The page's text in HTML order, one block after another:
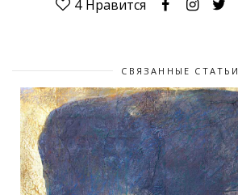
4 Нравится
СВЯЗАННЫЕ СТАТЬИ